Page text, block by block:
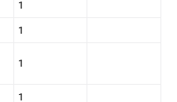
1
1
1
1